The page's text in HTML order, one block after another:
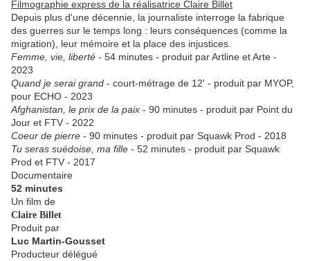
Filmographie express de la réalisatrice Claire Billet
Depuis plus d'une décennie, la journaliste interroge la fabrique
des guerres sur le temps long : leurs conséquences (comme la
migration), leur mémoire et la place des injustices.
Femme, vie, liberté - 54 minutes - produit par Artline et Arte -
2023
Quand je serai grand - court-métrage de 12' - produit par MYOP,
pour ECHO - 2023
Afghanistan, le prix de la paix - 90 minutes - produit par Point du
Jour et FTV - 2022
Coeur de pierre - 90 minutes - produit par Squawk Prod - 2018
Tu seras suédoise, ma fille - 52 minutes - produit par Squawk
Prod et FTV - 2017
Documentaire
52 minutes
Un film de
Claire Billet
Produit par
Luc Martin-Gousset
Producteur délégué